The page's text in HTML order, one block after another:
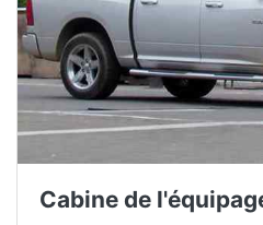
Cabine de